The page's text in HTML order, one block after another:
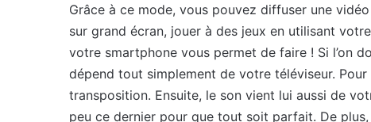
Grâce à ce mode, vous pouvez diffuser une
sur grand écran, jouer à des jeux en utilisant
votre smartphone vous permet de faire ! Si l’on
dépend tout simplement de votre téléviseur.
transposition. Ensuite, le son vient lui aussi de
peu ce dernier pour que tout soit parfait. De